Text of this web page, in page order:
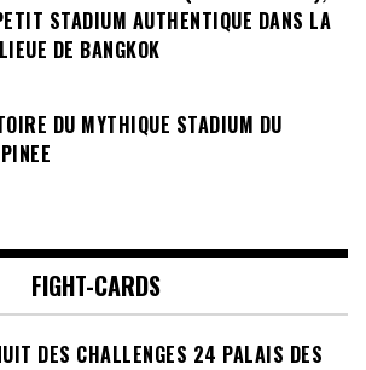
STADIUM AUTHENTIQUE DANS LA
DE BANGKOK
DU MYTHIQUE STADIUM DU
FIGHT-CARDS
DES CHALLENGES 24 PALAIS DES